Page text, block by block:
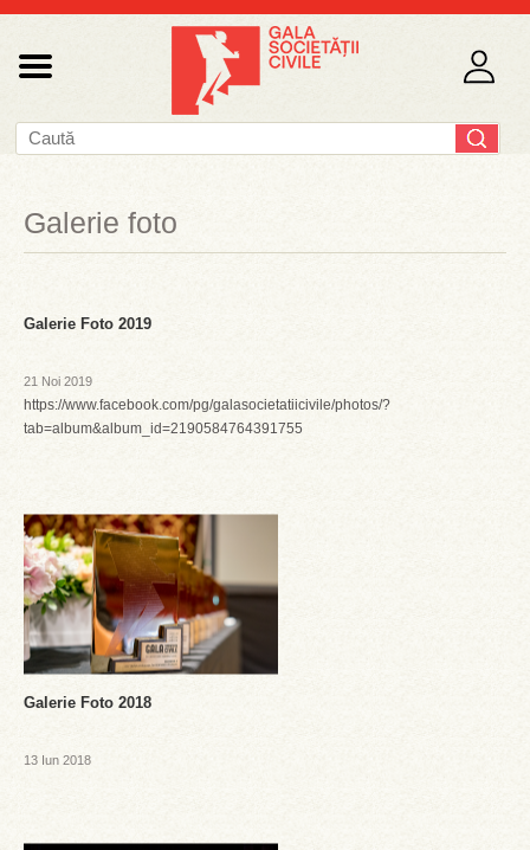
Galerie foto
Galerie Foto 2019
21 Noi 2019
https://www.facebook.com/pg/galasocietatiicivile/photos/?
tab=album&album_id=2190584764391755
Galerie Foto 2018
13 Iun 2018